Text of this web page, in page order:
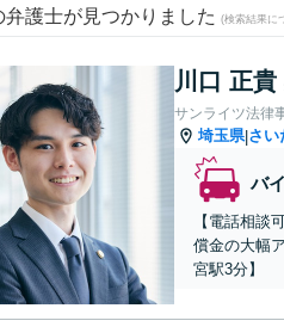
弁護士が見つかりました (検索結果に
川口 正貴
サンライツ法律
埼玉県|さい
バ
【電話相談
償金の大幅
宮駅3分】